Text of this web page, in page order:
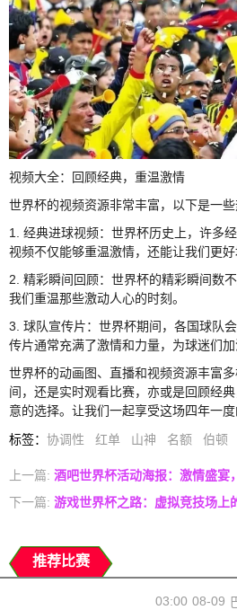
视频大全：回顾经典，重温激情
世界杯的视频资源非常丰富，以下是一些
1. 经典进球视频：世界杯历史上，许多
视频不仅能够重温激情，还能让我们更好
2. 精彩瞬间回顾：世界杯的精彩瞬间数
我们重温那些激动人心的时刻。
3. 球队宣传片：世界杯期间，各国球队
传片通常充满了激情和力量，为球迷们加
世界杯的动画图、直播和视频资源丰富
间，还是实时观看比赛，亦或是回顾经
意的选择。让我们一起享受这场四年一度
标签： 协调性 红单 山神 名额 伯顿
上一篇: 酒吧世界杯活动海报：激情盛宴
下一篇: 游戏世界杯之路：虚拟竞技场上
推荐比赛
08-09
03:00